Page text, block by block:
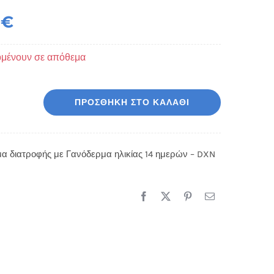
€
σε απόθεμα
ΠΡΟΣΘΉΚΗ ΣΤΟ ΚΑΛΆΘΙ
διατροφής με Γανόδερμα ηλικίας 14 ημερών – DXN